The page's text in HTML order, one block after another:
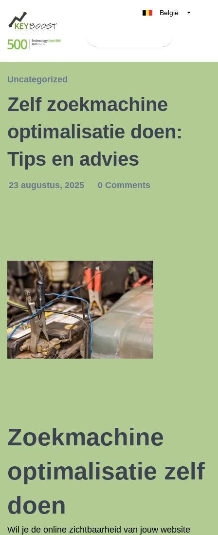
België
Nederland
España
Uncategorized
Zelf zoekmachine
optimalisatie doen:
Tips en advies
23 augustus, 2025 0 Comments
Zoekmachine
optimalisatie zelf
doen
Wil je de online zichtbaarheid van jouw website